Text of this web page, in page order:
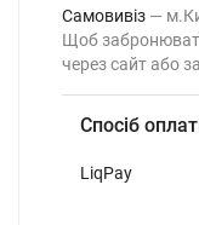
Самовивіз
Щоб
через сайт або
Спосіб
LiqPay